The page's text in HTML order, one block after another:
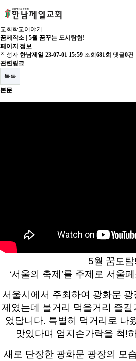
교회학교이야기
꿈제작소 | 5월 꿈꾸는 도시탐험!
페이지 정보
작성자 한남제일 23-07-01 15:59 조회 681회 댓글0건
관련링크
목록
본문
5월 꿈도탐!
‘서울의 축제’를 주제로 서울
서울시에서 주최하여 광화문
제였는데 볼거리 먹을거리 즐길
었답니다. 특별히 먹거리로 나
맛있다며 엄지손가락을 척!
새로 단장한 광화문 광장의 모